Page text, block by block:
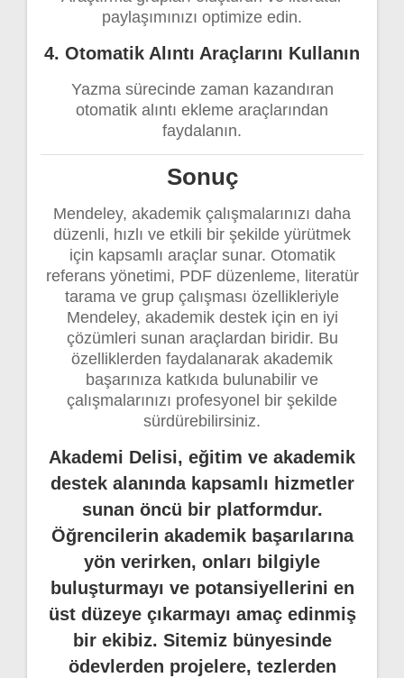
paylaşımınızı optimize edin.
4. Otomatik Alıntı Araçlarını Kullanın
Yazma sürecinde zaman kazandıran
otomatik alıntı ekleme araçlarından
faydalanın.
Sonuç
Mendeley, akademik çalışmalarınızı daha
düzenli, hızlı ve etkili bir şekilde yürütmek
için kapsamlı araçlar sunar. Otomatik
referans yönetimi, PDF düzenleme, literatür
tarama ve grup çalışması özellikleriyle
Mendeley, akademik destek için en iyi
çözümleri sunan araçlardan biridir. Bu
özelliklerden faydalanarak akademik
başarınıza katkıda bulunabilir ve
çalışmalarınızı profesyonel bir şekilde
sürdürebilirsiniz.
Akademi Delisi, eğitim ve akademik
destek alanında kapsamlı hizmetler
sunan öncü bir platformdur.
Öğrencilerin akademik başarılarına
yön verirken, onları bilgiyle
buluşturmayı ve potansiyellerini en
üst düzeye çıkarmayı amaç edinmiş
bir ekibiz. Sitemiz bünyesinde
ödevlerden projelere, tezlerden